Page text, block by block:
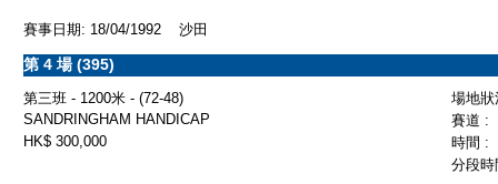
賽事日期: 18/04/1992 沙田
第 4 場 (395)
第三班 - 1200米 - (72-48)
場地
SANDRINGHAM HANDICAP
賽道 :
HK$ 300,000
時間 :
分段